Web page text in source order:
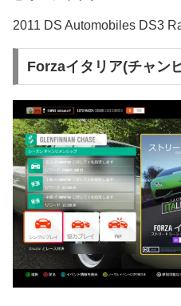
2011 DS Automobiles DS3
Forzaイタリア(チャン